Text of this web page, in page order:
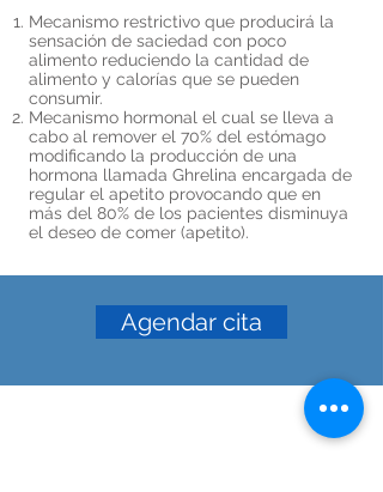
Mecanismo restrictivo que producirá la
sensación de saciedad con poco
alimento reduciendo la cantidad de
alimento y calorías que se pueden
consumir.
Mecanismo hormonal el cual se lleva a
cabo al remover el 70% del estómago
modificando la producción de una
hormona llamada Ghrelina encargada de
regular el apetito provocando que en
más del 80% de los pacientes disminuya
el deseo de comer (apetito).
Agendar cita